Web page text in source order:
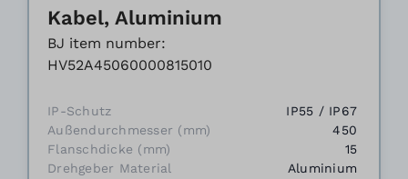
Kabel, Aluminium
BJ item number:
HV52A45060000815010
IP-Schutz
IP55 / IP67
Außendurchmesser (mm)
450
Flanschdicke (mm)
15
Drehgeber Material
Aluminium